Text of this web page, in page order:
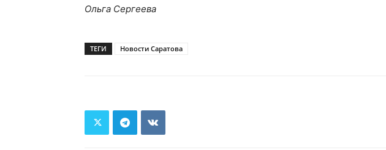
Ольга Сергеева
ТЕГИ Новости Саратова